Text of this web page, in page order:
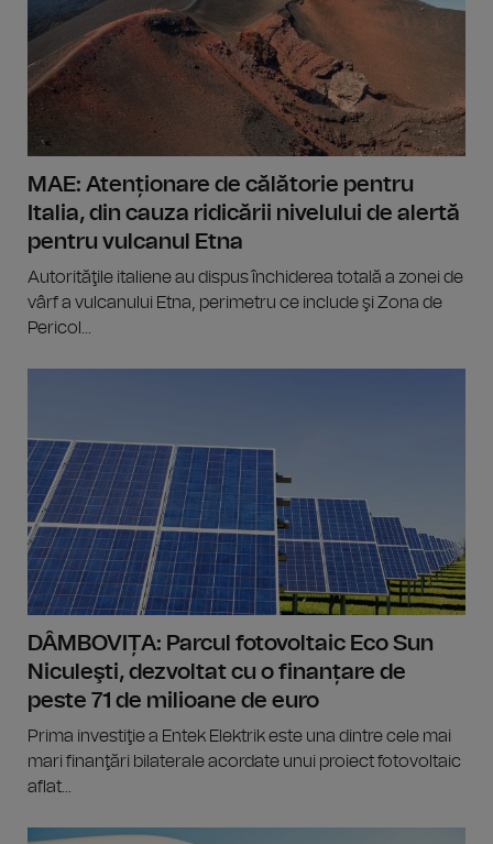
MAE: Atenționare de călătorie pentru
Italia, din cauza ridicării nivelului de alertă
pentru vulcanul Etna
Autorităţile italiene au dispus închiderea totală a zonei de
vârf a vulcanului Etna, perimetru ce include şi Zona de
Pericol...
DÂMBOVIȚA: Parcul fotovoltaic Eco Sun
Niculeşti, dezvoltat cu o finanțare de
peste 71 de milioane de euro
Prima investiţie a Entek Elektrik este una dintre cele mai
mari finanţări bilaterale acordate unui proiect fotovoltaic
aflat...